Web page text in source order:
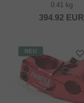
0.41 kg
394.92 EUR
NEU